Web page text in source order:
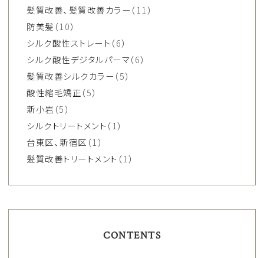
髪質改善、髪質改善カラー （11）
防美髪 （10）
シルク酸性ストレート （6）
シルク酸性デジタルパーマ（6）
髪質改善シルクカラー （5）
酸性縮毛矯正（5）
新小岩 （5）
シルクトリートメント （1）
台東区、新宿区 （1）
髪質改善トリートメント （1）
CONTENTS